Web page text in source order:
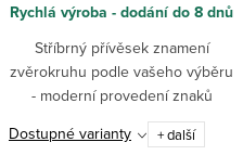
Rychlá výroba - dodání do 8 dnů
Stříbrný přívěsek znamení
zvěrokruhu podle vašeho výběru
- moderní provedení znaků
jednotlivých znamení v
zaobleném rámečku.
Dostupné varianty + další